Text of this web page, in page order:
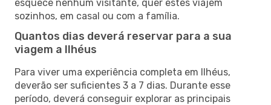
esquece nenhum visitante, quer estes viajem
sozinhos, em casal ou com a família.
Quantos dias deverá reservar para a sua
viagem a Ilhéus
Para viver uma experiência completa em Ilhéus,
deverão ser suficientes 3 a 7 dias. Durante esse
período, deverá conseguir explorar as principais